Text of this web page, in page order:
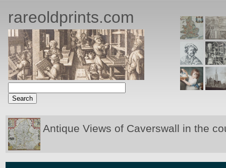
rareoldprints.com
Antique Views of Caverswall in the